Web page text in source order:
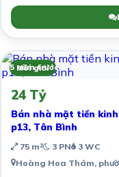
Môi giới
5 năm trước
24 Tỷ
Bán nhà mặt tiền
p13, Tân Bình
75 m² 3 PN 3 WC
Hoàng Hoa Thám,